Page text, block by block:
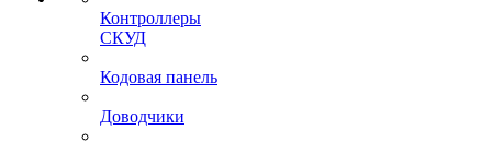
Контроллеры
СКУД
Кодовая панель
Доводчики